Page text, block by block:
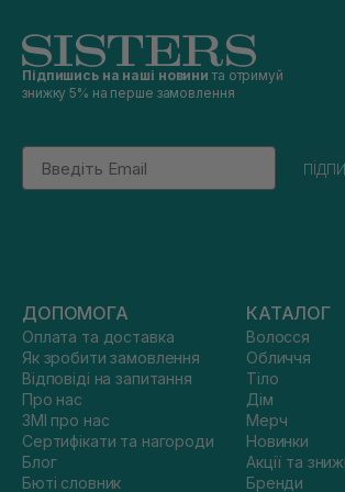
Підпишись на наші новини та отримуй
знижку 5% на перше замовлення
Email
ДОПОМОГА
Оплата та доставка
Як зробити замовлення
Відповіді на запитання
Про нас
ЗМІ про нас
Сертифікати та нагороди
Блог
Бюті словник
КАТАЛОГ
Волосся
Обличчя
Тіло
Дім
Мерч
Новинки
Акції та
Бренди